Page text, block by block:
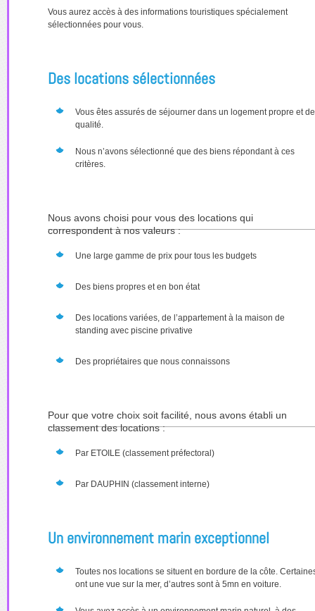
Vous aurez accès à des informations touristiques spécialement
sélectionnées pour vous.
Des locations sélectionnées
Vous êtes assurés de séjourner dans un logement propre et de
qualité.
Nous n’avons sélectionné que des biens répondant à ces
critères.
Nous avons choisi pour vous des locations qui
correspondent à nos valeurs :
Une large gamme de prix pour tous les budgets
Des biens propres et en bon état
Des locations variées, de l’appartement à la maison de
standing avec piscine privative
Des propriétaires que nous connaissons
Pour que votre choix soit facilité, nous avons établi un
classement des locations :
Par ETOILE (classement préfectoral)
Par DAUPHIN (classement interne)
Un environnement marin exceptionnel
Toutes nos locations se situent en bordure de la côte.
ont une vue sur la mer, d’autres sont à 5mn en voiture.